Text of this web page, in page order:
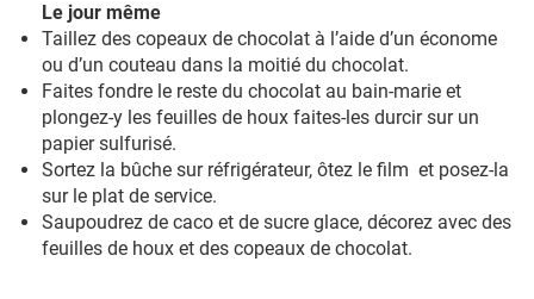
Le jour même
Taillez des copeaux de chocolat à l’aide d’un économe
ou d’un couteau dans la moitié du chocolat.
Faites fondre le reste du chocolat au bain-marie et
plongez-y les feuilles de houx faites-les durcir sur un
papier sulfurisé.
Sortez la bûche sur réfrigérateur, ôtez le film et posez-la
sur le plat de service.
Saupoudrez de caco et de sucre glace, décorez avec des
feuilles de houx et des copeaux de chocolat.